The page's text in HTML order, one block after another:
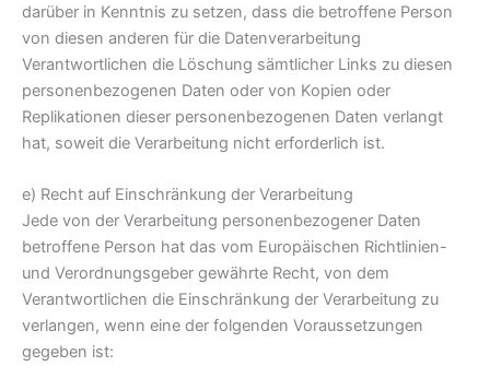
darüber in Kenntnis zu setzen, dass die betroffene Person
von diesen anderen für die Datenverarbeitung
Verantwortlichen die Löschung sämtlicher Links zu diesen
personenbezogenen Daten oder von Kopien oder
Replikationen dieser personenbezogenen Daten verlangt
hat, soweit die Verarbeitung nicht erforderlich ist.
e) Recht auf Einschränkung der Verarbeitung
Jede von der Verarbeitung personenbezogener Daten
betroffene Person hat das vom Europäischen Richtlinien-
und Verordnungsgeber gewährte Recht, von dem
Verantwortlichen die Einschränkung der Verarbeitung zu
verlangen, wenn eine der folgenden Voraussetzungen
gegeben ist: